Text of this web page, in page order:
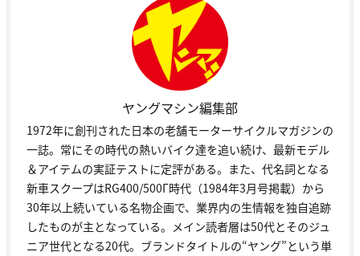
ヤングマシン編集部
1972年に創刊された日本の老舗モーターサイクルマガジンの
一誌。常にその時代の熱いバイク達を追い続け、最新モデル
＆アイテムの実証テストに定評がある。また、代名詞となる
新車スクープはRG400/500Γ時代（1984年3月号掲載）から
30年以上続いている名物企画で、業界内の生情報を独自追跡
したものが主となっている。メイン読者層は50代とそのジュ
ニア世代となる20代。ブランドタイトルの“ヤング”という単